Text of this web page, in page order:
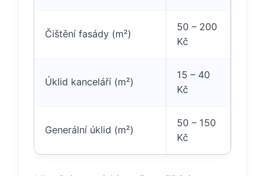
Čištění fasády (m²)
50 – 200
Kč
Úklid kanceláří (m²)
15 – 40
Kč
Generální úklid (m²)
50 – 150
Kč